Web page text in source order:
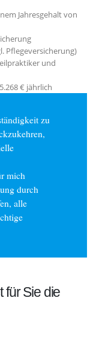
Jahresgehalt von
Pflegeversicherung)
und
€ jährlich
zu
mich
durch
alle
für Sie die